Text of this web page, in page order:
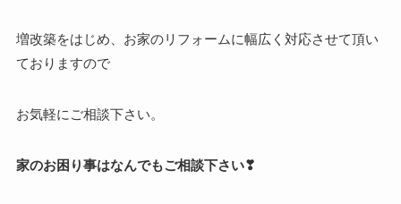
増改築をはじめ、お家のリフォームに幅広く対応させて頂い
ておりますので
お気軽にご相談下さい。
家のお困り事はなんでもご相談下さい❣